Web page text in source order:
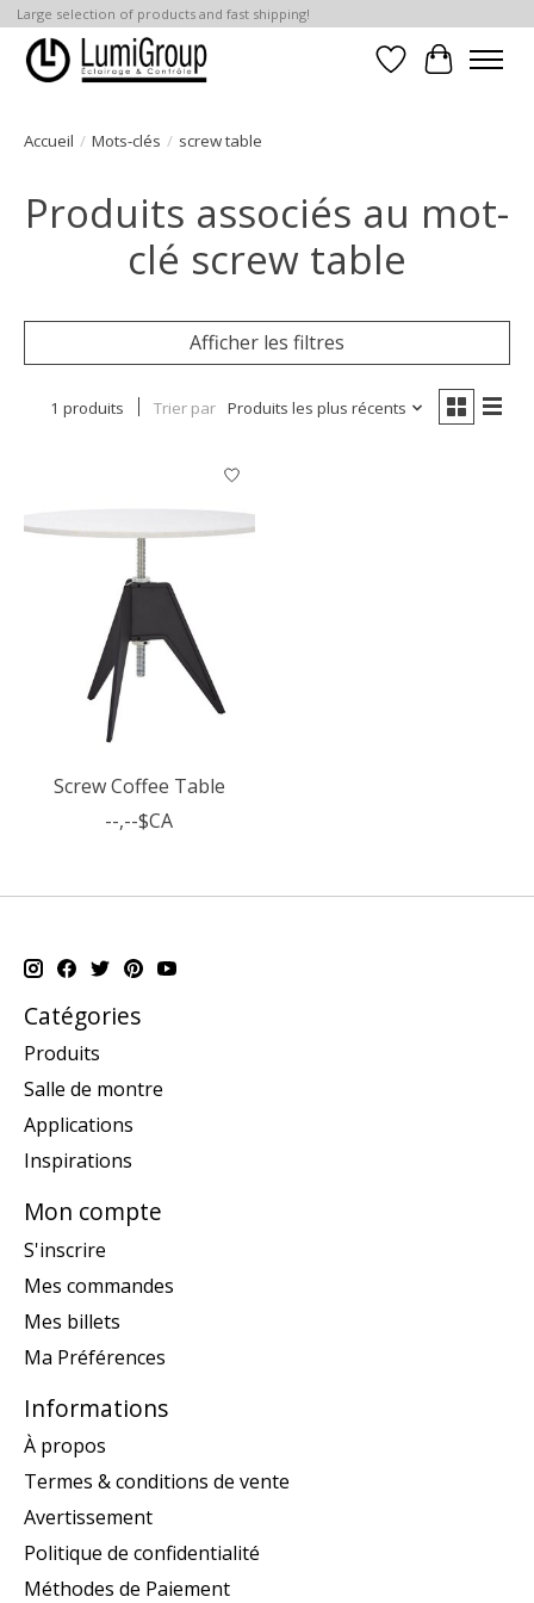
Large selection of products and fast shipping!
Liste dePanier
Accueil / Mots-clés / screw table
Produits associés au mot-
clé screw table
Afficher les filtres
1 produits Trier par Produits les plus récents
Screw Coffee Table
--,--$CA
Catégories
Produits
Salle de montre
Applications
Inspirations
Mon compte
S'inscrire
Mes commandes
Mes billets
Ma Préférences
Informations
À propos
Termes & conditions de vente
Avertissement
Politique de confidentialité
Méthodes de Paiement